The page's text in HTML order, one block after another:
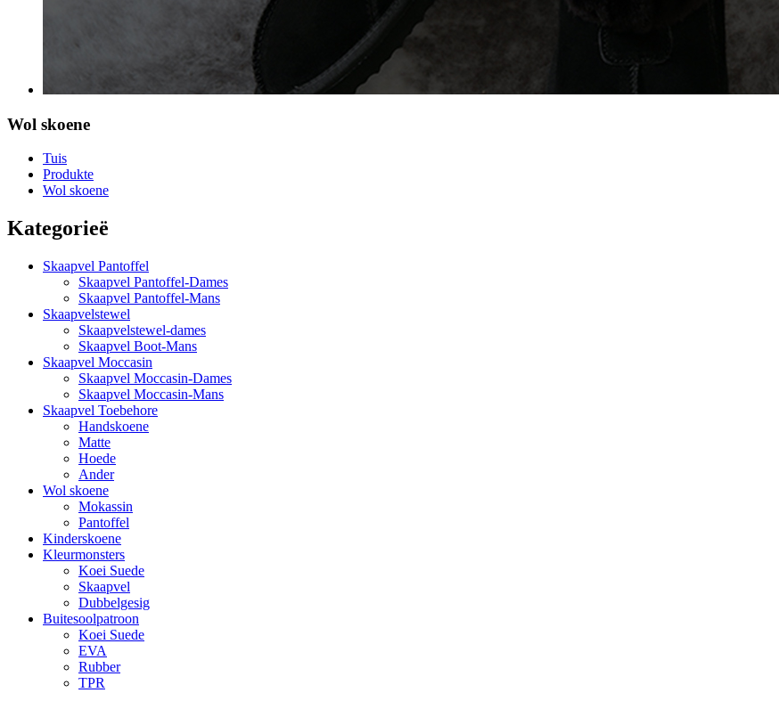
Wol skoene
Tuis
Produkte
Wol skoene
Kategorieë
Skaapvel Pantoffel
Skaapvel Pantoffel-Dames
Skaapvel Pantoffel-Mans
Skaapvelstewel
Skaapvelstewel-dames
Skaapvel Boot-Mans
Skaapvel Moccasin
Skaapvel Moccasin-Dames
Skaapvel Moccasin-Mans
Skaapvel Toebehore
Handskoene
Matte
Hoede
Ander
Wol skoene
Mokassin
Pantoffel
Kinderskoene
Kleurmonsters
Koei Suede
Skaapvel
Dubbelgesig
Buitesoolpatroon
Koei Suede
EVA
Rubber
TPR